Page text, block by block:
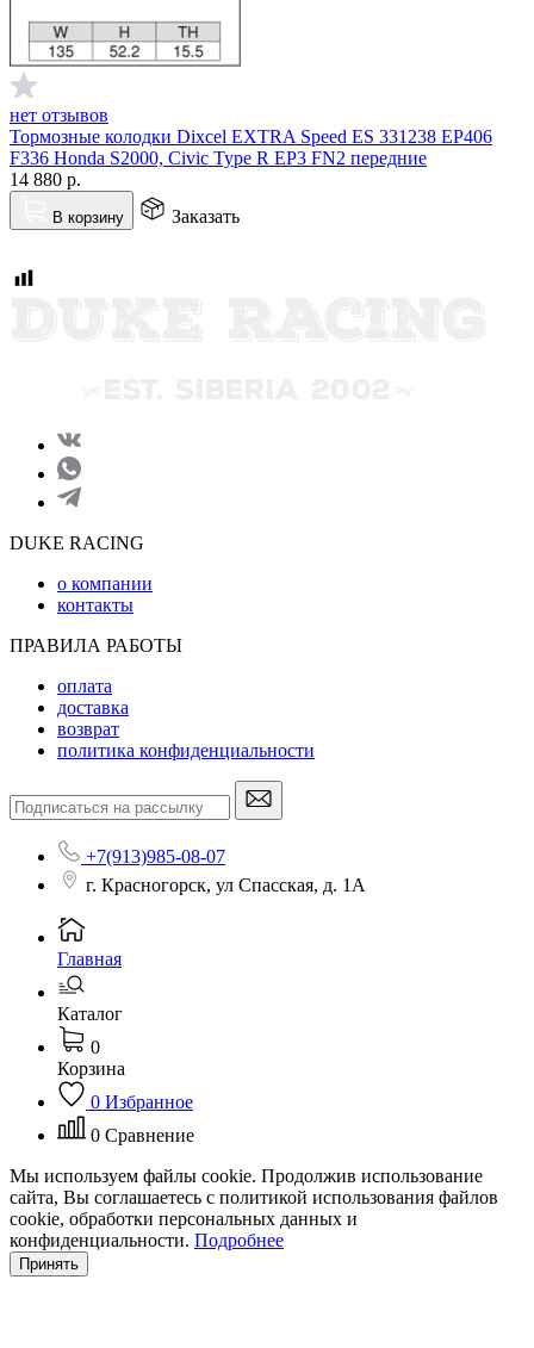
нет отзывов
Тормозные колодки Dixcel EXTRA Speed ES 331238 EP406
F336 Honda S2000, Civic Type R EP3 FN2 передние
14 880 р.
В корзину Заказать
DUKE RACING
о компании
контакты
ПРАВИЛА РАБОТЫ
оплата
доставка
возврат
политика конфиденциальности
+7(913)985-08-07
г. Красногорск, ул Спасская, д. 1А
Главная
Каталог
0
Корзина
0 Избранное
0 Сравнение
Мы используем файлы cookie. Продолжив использование
сайта, Вы соглашаетесь с политикой использования файлов
cookie, обработки персональных данных и
конфиденциальности. Подробнее
Принять